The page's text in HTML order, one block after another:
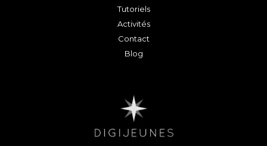
Tutoriels
Activités
Contact
Blog